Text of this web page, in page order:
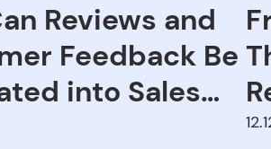
Reviews and
Feedback Be
into Sales